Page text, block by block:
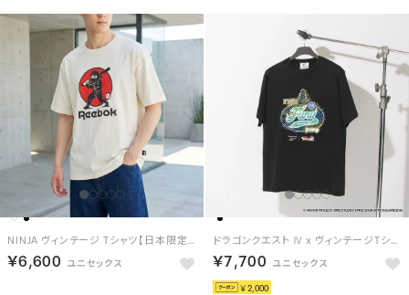
NINJA ヴィンテージ Tシャツ【日本限定モデル】 （ホワイト）
￥6,600
ドラゴンクエスト Ⅳ x ヴィンテージTシャツ / DRAGON QUEST Ⅳ x VINTAGE TEE 【返品不可商品】 （ブラック/グリーン）
￥7,700
￥2,000